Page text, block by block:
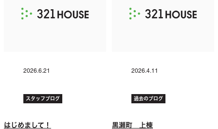
2026.6.21
スタッフブログ
はじめまして！
2026.4.11
過去のブログ
黒瀬町 上棟